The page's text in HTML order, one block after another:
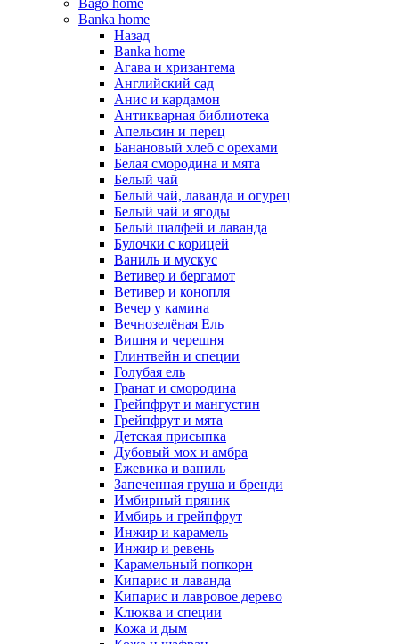
Bago home
Banka home
Назад
Banka home
Агава и хризантема
Английский сад
Анис и кардамон
Антикварная библиотека
Апельсин и перец
Банановый хлеб с орехами
Белая смородина и мята
Белый чай
Белый чай, лаванда и огурец
Белый чай и ягоды
Белый шалфей и лаванда
Булочки с корицей
Ваниль и мускус
Ветивер и бергамот
Ветивер и конопля
Вечер у камина
Вечнозелёная Ель
Вишня и черешня
Глинтвейн и специи
Голубая ель
Гранат и смородина
Грейпфрут и мангустин
Грейпфрут и мята
Детская присыпка
Дубовый мох и амбра
Ежевика и ваниль
Запеченная груша и бренди
Имбирный пряник
Имбирь и грейпфрут
Инжир и карамель
Инжир и ревень
Карамельный попкорн
Кипарис и лаванда
Кипарис и лавровое дерево
Клюква и специи
Кожа и дым